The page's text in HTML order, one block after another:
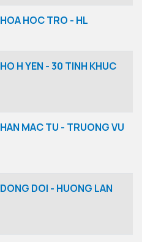
HOA HOC TRO - HL
HO H YEN - 30 TINH KHUC
HAN MAC TU - TRUONG VU
DONG DOI - HUONG LAN